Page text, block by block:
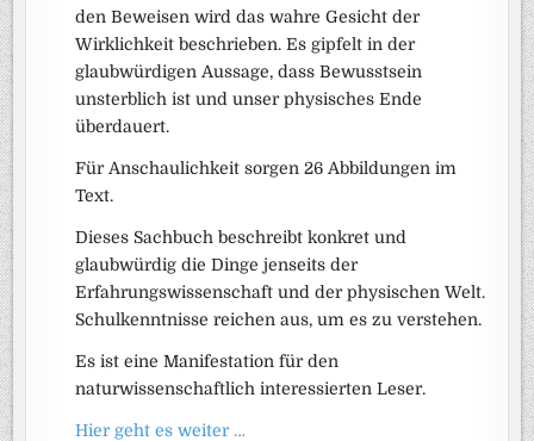
den Beweisen wird das wahre Gesicht der
Wirklichkeit beschrieben. Es gipfelt in der
glaubwürdigen Aussage, dass Bewusstsein
unsterblich ist und unser physisches Ende
überdauert.
Für Anschaulichkeit sorgen 26 Abbildungen im
Text.
Dieses Sachbuch beschreibt konkret und
glaubwürdig die Dinge jenseits der
Erfahrungswissenschaft und der physischen Welt.
Schulkenntnisse reichen aus, um es zu verstehen.
Es ist eine Manifestation für den
naturwissenschaftlich interessierten Leser.
Hier geht es weiter …